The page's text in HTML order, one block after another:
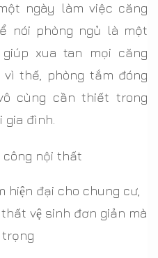
ngày làm việc căng
nói phòng ngủ là một
xua tan mọi căng
thế, phòng tắm đóng
cùng cần thiết trong
gia đình.
hiện đại cho chung cư,
vệ sinh đơn giản mà
trọng